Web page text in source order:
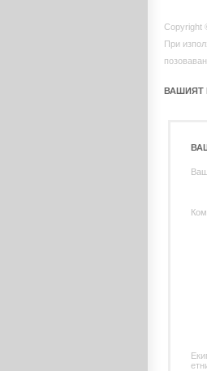
Copyright
При
ВАШИЯТ